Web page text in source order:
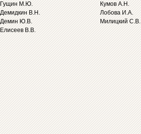
Гущин М.Ю.
Демидкин В.Н.
Демин Ю.В.
Елисеев В.В.
Кумов А.Н.
Лобова И.А.
Милицкий С.В.